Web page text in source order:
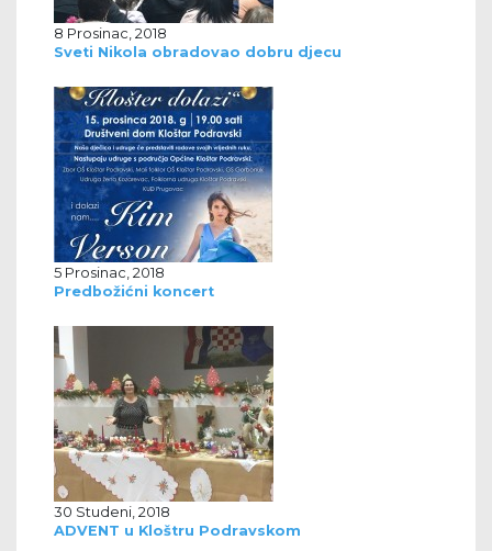
8 Prosinac, 2018
Sveti Nikola obradovao dobru djecu
5 Prosinac, 2018
Predbožićni koncert
30 Studeni, 2018
ADVENT u Kloštru Podravskom